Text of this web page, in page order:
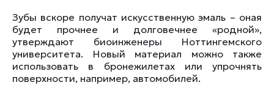
Зубы вскоре получат искусственную эмаль – оная
будет прочнее и долговечнее «родной»,
утверждают биоинженеры Ноттингемского
университета. Новый материал можно также
использовать в бронежилетах или упрочнять
поверхности, например, автомобилей.